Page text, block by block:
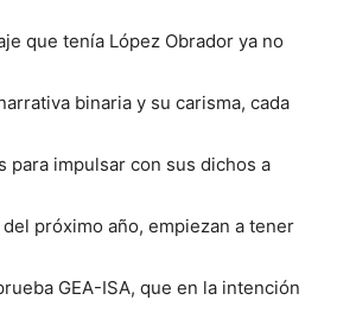
que tenía López Obrador ya no
binaria y su carisma, cada
para impulsar con sus dichos a
próximo año, empiezan a tener
GEA-ISA, que en la intención